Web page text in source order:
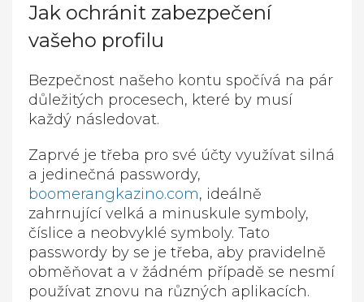
Jak ochránit zabezpečení
vašeho profilu
Bezpečnost našeho kontu spočívá na pár
důležitých procesech, které by musí
každý následovat.
Zaprvé je třeba pro své účty využívat silná
a jedinečná passwordy,
boomerangkazino.com, ideálně
zahrnující velká a minuskule symboly,
číslice a neobvyklé symboly. Tato
passwordy by se je třeba, aby pravidelně
obměňovat a v žádném případě se nesmí
používat znovu na různých aplikacích.